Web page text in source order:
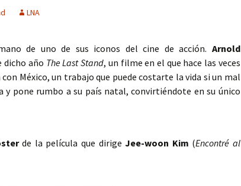
LNA
de uno de sus iconos del cine de acción. Arnold
dicho año The Last Stand, un filme en el que hace las veces
México, un trabajo que puede costarte la vida si un mal
y pone rumbo a su país natal, convirtiéndote en su único
de la película que dirigeJee-woon Kim (Encontré al